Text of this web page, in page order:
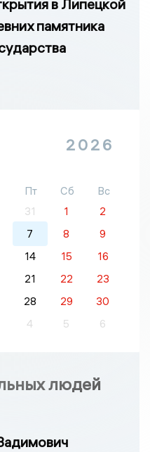
в Липецкой
памятника
2026
Пт Сб
Вс
31 1
2
7 8
9
14 15
16
21 22
23
28 29
30
4 5 6
людей